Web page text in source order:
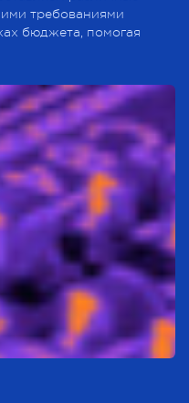
требованиями
бюджета, помогая